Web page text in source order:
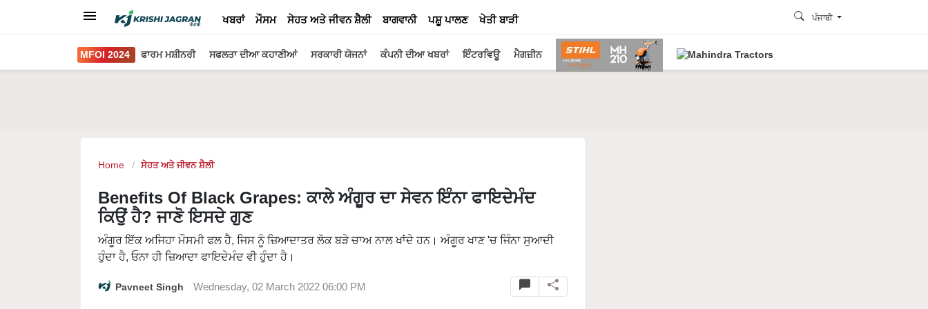
ਖਬਰਾਂ ਮੌਸਮ ਸੇਹਤ ਅਤੇ ਜੀਵਨ ਸ਼ੈਲੀ ਬਾਗਵਾਨੀ ਪਸ਼ੂ ਪਾਲਣ ਖੇਤੀ ਬਾੜੀ ਪੰਜਾਬੀ
MFOI 2024 ਫਾਰਮ ਮਸ਼ੀਨਰੀ ਸਫਲਤਾ ਦੀਆ ਕਹਾਣੀਆਂ ਸਰਕਾਰੀ ਯੋਜਨਾਂ ਕੰਪਨੀ ਦੀਆ ਖਬਰਾਂ ਇੰਟਰਵਿਊ ਮੈਗਜ਼ੀਨ
Home ਸੇਹਤ ਅਤੇ ਜੀਵਨ ਸ਼ੈਲੀ
Benefits Of Black Grapes: ਕਾਲੇ ਅੰਗੂਰ ਦਾ ਸੇਵਨ ਇੰਨਾ ਫਾਇਦੇਮੰਦ
ਕਿਉਂ ਹੈ? ਜਾਣੋ ਇਸਦੇ ਗੁਣ
ਅੰਗੂਰ ਇੱਕ ਅਜਿਹਾ ਮੌਸਮੀ ਫਲ ਹੈ, ਜਿਸ ਨੂੰ ਜ਼ਿਆਦਾਤਰ ਲੋਕ ਬੜੇ ਚਾਅ ਨਾਲ ਖਾਂਦੇ ਹਨ। ਅੰਗੂਰ ਖਾਣ 'ਚ ਜਿੰਨਾ ਸੁਆਦੀ
ਹੁੰਦਾ ਹੈ, ਓਨਾ ਹੀ ਜ਼ਿਆਦਾ ਫਾਇਦੇਮੰਦ ਵੀ ਹੁੰਦਾ ਹੈ।
Pavneet Singh Wednesday, 02 March 2022 06:00 PM